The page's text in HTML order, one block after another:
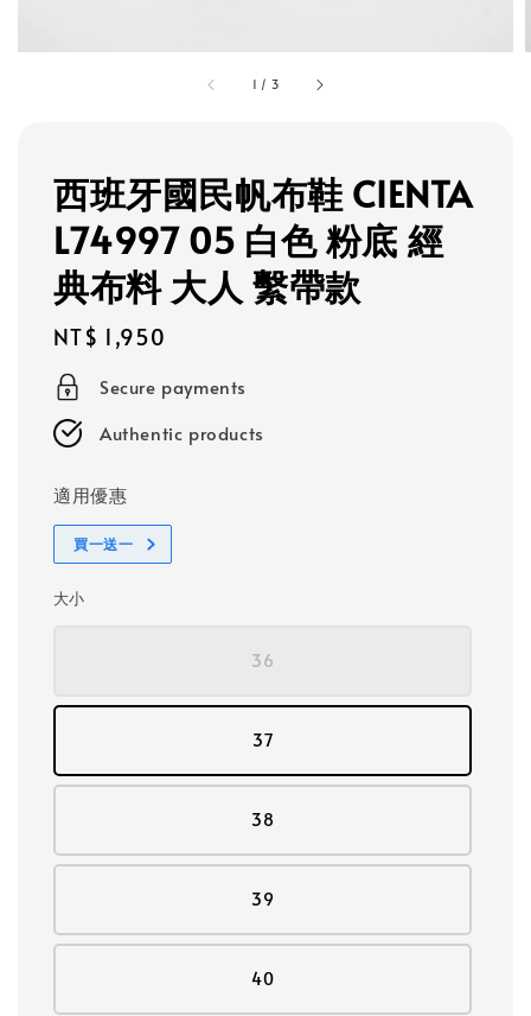
1 / 3
西班牙國民帆布鞋 CIENTA
L74997 05 白色 粉底 經
典布料 大人 繫帶款
Regular
price
NT$ 1,950
Secure payments
Authentic products
適用優惠
買一送一
大小
36
37
38
39
40